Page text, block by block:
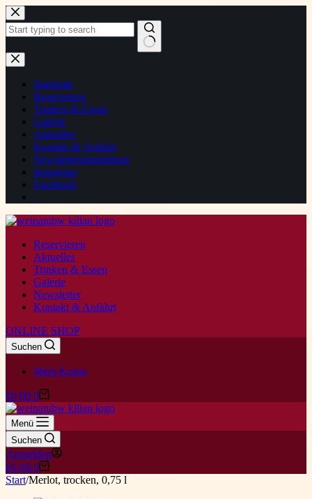
Zum
Inhalt
springen
Keine
Ergebnisse
Startseite
Reservieren
Trinken & Essen
Galerie
Aktuelles
Kontakt & Anfahrt
Newsletteranmeldung
Instagram
Facebook
Reservieren
Aktuelles
Trinken & Essen
Galerie
Newsletter
Kontakt & Anfahrt
ONLINE SHOP
Suchen
Mein Konto
Warenkorb
€0,00 0
Menü
Suchen
Anmelden
Warenkorb
€0,00 0
Start/Merlot, trocken, 0,75 l